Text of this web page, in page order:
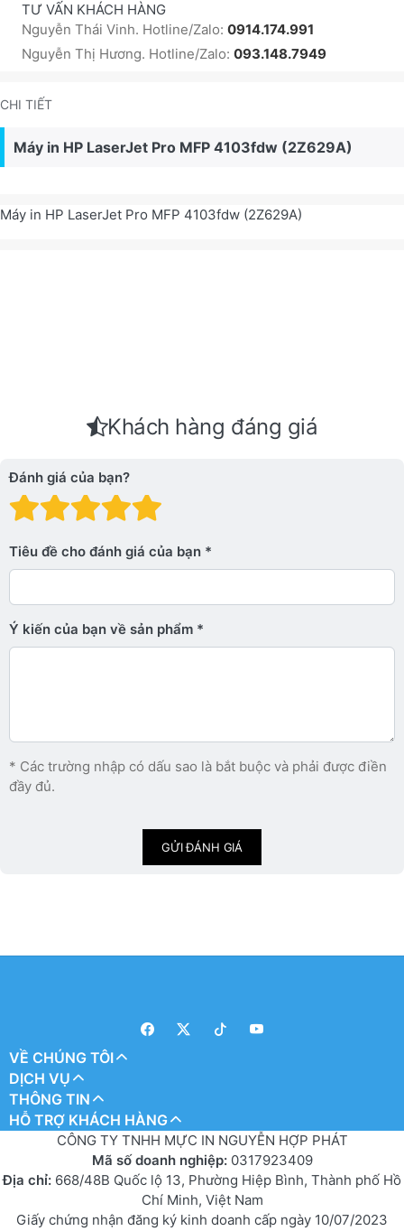
TƯ VẤN KHÁCH HÀNG
Nguyễn Thái Vinh. Hotline/Zalo: 0914.174.991
Nguyễn Thị Hương. Hotline/Zalo: 093.148.7949
CHI TIẾT
Máy in HP LaserJet Pro MFP 4103fdw (2Z629A)
Máy in HP LaserJet Pro MFP 4103fdw (2Z629A)
Khách hàng đáng giá
Đánh giá của bạn?
Đánh giá: 4 trên 5
Đánh giá: 3 trên 5 sao.
Đánh giá: 2 trên 5 sao.
Đánh giá: 1 trên 5 sao. Xấu
Tiêu đề cho đánh giá của bạn
Ý kiến ​​của bạn về sản phẩm
* Các trường nhập có dấu sao là bắt buộc và phải được điền
đầy đủ.
GỬI ĐÁNH GIÁ
VỀ CHÚNG TÔI
DỊCH VỤ
THÔNG TIN
HỖ TRỢ KHÁCH HÀNG
CÔNG TY TNHH MỰC IN NGUYỄN HỢP PHÁT
Mã số doanh nghiệp: 0317923409
Địa chỉ: 668/48B Quốc lộ 13, Phường Hiệp Bình, Thành phố Hồ
Chí Minh, Việt Nam
Giấy chứng nhận đăng ký kinh doanh cấp ngày 10/07/2023